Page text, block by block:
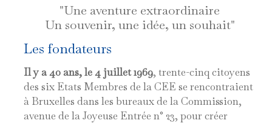
"Une aventure extraordinaire
Un souvenir, une idée, un souhait"
Les fondateurs
Il y a 40 ans, le 4 juillet 1969, trente-cinq citoyens
des six Etats Membres de la CEE se rencontraient
à Bruxelles dans les bureaux de la Commission,
avenue de la Joyeuse Entrée n° 23, pour créer